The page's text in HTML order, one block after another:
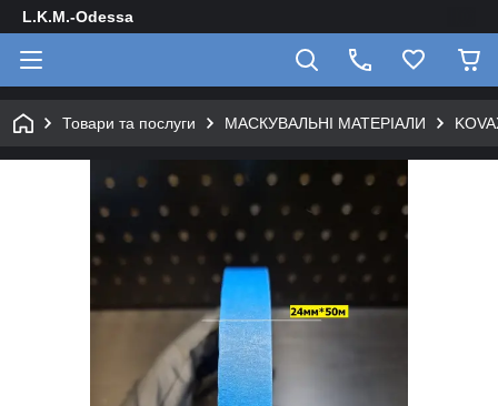
L.K.M.-Odessa
Товари та послуги МАСКУВАЛЬНІ МАТЕРІАЛИ